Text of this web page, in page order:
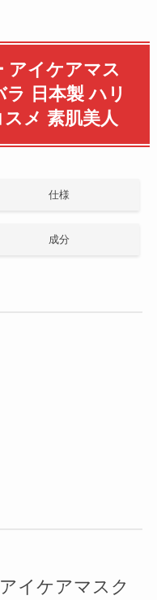
アイケアマス
日本製 ハリ
メ 素肌美人
仕様
成分
イケアマスク